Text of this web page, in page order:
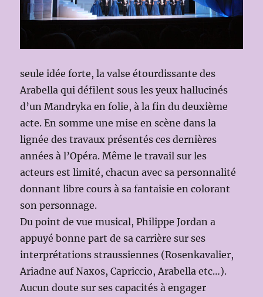
seule idée forte, la valse étourdissante des
Arabella qui défilent sous les yeux hallucinés
d’un Mandryka en folie, à la fin du deuxième
acte. En somme une mise en scène dans la
lignée des travaux présentés ces dernières
années à l’Opéra. Même le travail sur les
acteurs est limité, chacun avec sa personnalité
donnant libre cours à sa fantaisie en colorant
son personnage.
Du point de vue musical, Philippe Jordan a
appuyé bonne part de sa carrière sur ses
interprétations straussiennes (Rosenkavalier,
Ariadne auf Naxos, Capriccio, Arabella etc…).
Aucun doute sur ses capacités à engager